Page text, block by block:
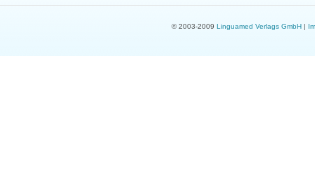
© 2003-2009 Linguamed Verlags GmbH|